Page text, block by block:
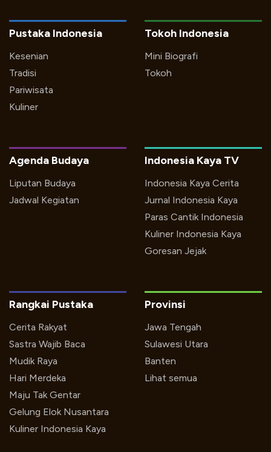
Pustaka Indonesia
Kesenian
Tradisi
Pariwisata
Kuliner
Tokoh Indonesia
Mini Biografi
Tokoh
Indonesia Kaya TV
Indonesia Kaya Cerita
Jurnal Indonesia Kaya
Paras Cantik Indonesia
Kuliner Indonesia Kaya
Goresan Jejak
Agenda Budaya
Liputan Budaya
Jadwal Kegiatan
Rangkai Pustaka
Cerita Rakyat
Sastra Wajib Baca
Mudik Raya
Hari Merdeka
Maju Tak Gentar
Gelung Elok Nusantara
Kuliner Indonesia Kaya
Provinsi
Jawa Tengah
Sulawesi Utara
Banten
Lihat semua